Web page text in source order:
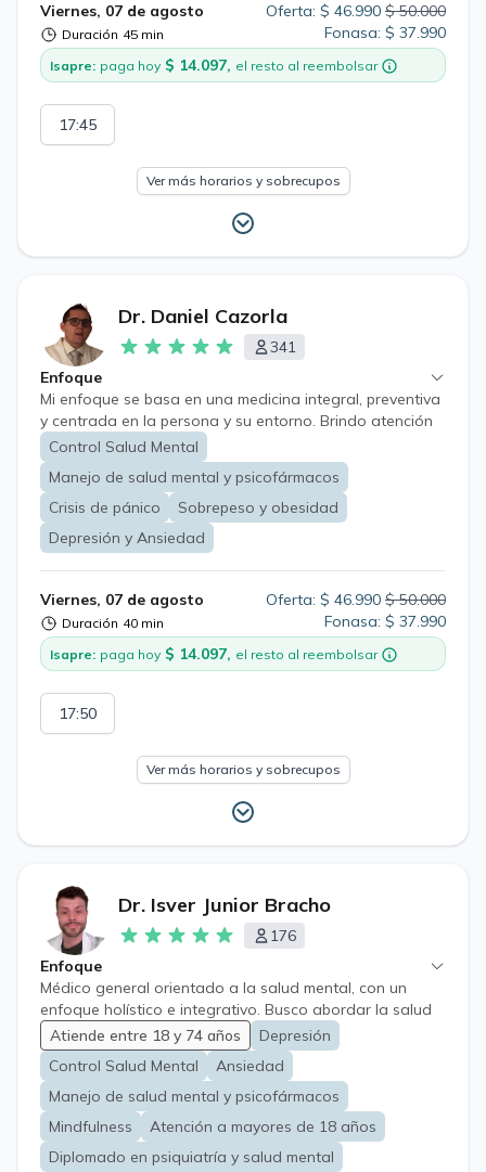
Viernes, 07 de agosto
Duración 45 min
Oferta: $ 46.990 $ 50.000
Fonasa: $ 37.990
Isapre: paga hoy $ 14.097, el resto al reembolsar
17:45
Ver más horarios y sobrecupos
Dr. Daniel Cazorla
341
Enfoque
Mi enfoque se basa en una medicina integral, preventiva
y centrada en la persona y su entorno. Brindo atención
a pacientes de todas las edades, desde niños hasta
adultos mayores, mediante una evaluación
individualizada que considera su estado de salud,
antecedentes, estilo de vida, contexto familiar y
objetivos personales. Mi práctica se enfoca
especialmente en la medicina general, la salud mental, la
obesidad y las alteraciones del peso, priorizando el
diagnóstico oportuno, tratamientos basados en
evidencia científica y planes terapéuticos
personalizados. Mi objetivo es acompañar a cada
paciente con una atención cercana, clara, promoviendo
vida. Salud Mental: evaluación, diagnóstico y
seguimiento de trastornos de ansiedad, depresión,
burnout, duelo, crisis emocionales entre otras. Receta
Retenida Receta Cheque Licencia Medica Electronica
Control Salud Mental
Manejo de salud mental y psicofármacos
Crisis de pánico
Sobrepeso y obesidad
Depresión y Ansiedad
Viernes, 07 de agosto
Duración 40 min
Oferta: $ 46.990 $ 50.000
Fonasa: $ 37.990
Isapre: paga hoy $ 14.097, el resto al reembolsar
17:50
Ver más horarios y sobrecupos
Dr. Isver Junior Bracho
176
Enfoque
Médico general orientado a la salud mental, con un
enfoque holístico e integrativo. Busco abordar la salud
desde una perspectiva que combine la evidencia
científica con los factores psicosociales, entendiendo
que estos suelen ser los principales perpetuadores de
las patologías de salud mental de leve a moderada
complejidad, con experiencia previa en atención de
pacientes de salud mental en atención primaria.
Atiende entre 18 y 74 años
Depresión
Control Salud Mental
Ansiedad
Manejo de salud mental y psicofármacos
Mindfulness
Atención a mayores de 18 años
Diplomado en psiquiatría y salud mental